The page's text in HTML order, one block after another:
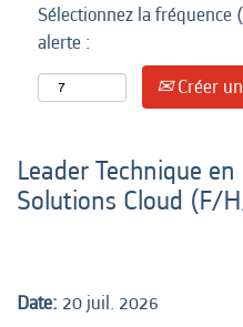
Sélectionnez la fréquence
alerte :
Créer
Leader Technique
Solutions Cloud (F/
Date: 20 juil. 2026